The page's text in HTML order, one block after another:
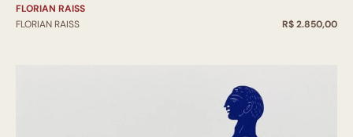
FLORIAN RAISS
FLORIAN RAISS
R$ 2.850,00